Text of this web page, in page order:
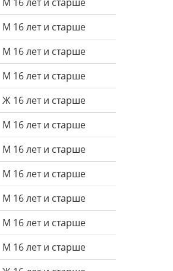
М 16 лет и старше
М 16 лет и старше
М 16 лет и старше
Ж 16 лет и старше
М 16 лет и старше
М 16 лет и старше
М 16 лет и старше
М 16 лет и старше
М 16 лет и старше
М 16 лет и старше